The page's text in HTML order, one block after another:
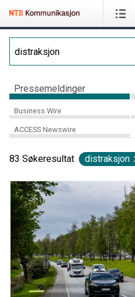
Pressemeldinger
Business Wire
ACCESS Newswire
83 Søkeresultat distraksjon